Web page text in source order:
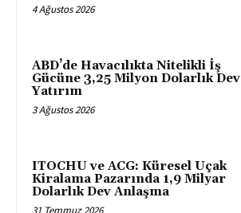
4 Ağustos 2026
ABD’de Havacılıkta Nitelikli İş
Gücüne 3,25 Milyon Dolarlık Dev
Yatırım
3 Ağustos 2026
ITOCHU ve ACG: Küresel Uçak
Kiralama Pazarında 1,9 Milyar
Dolarlık Dev Anlaşma
31 Temmuz 2026